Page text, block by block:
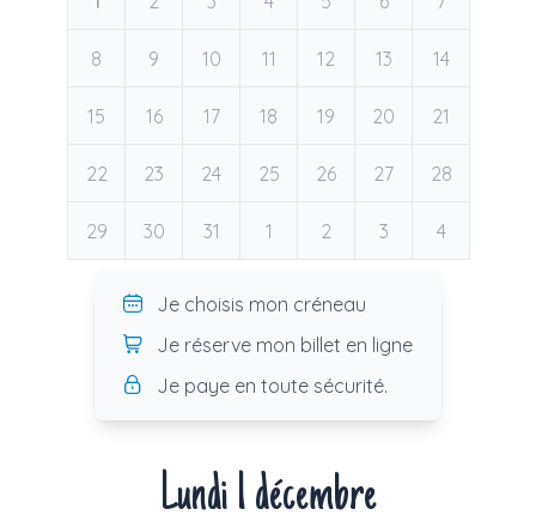
8 9 10 11 12 13 14
15 16 17 18 19 20 21
22 23 24 25 26 27 28
29 30 31 1 2 3 4
Je choisis mon créneau
Je réserve mon billet en ligne
Je paye en toute sécurité.
Lundi 1 décembre